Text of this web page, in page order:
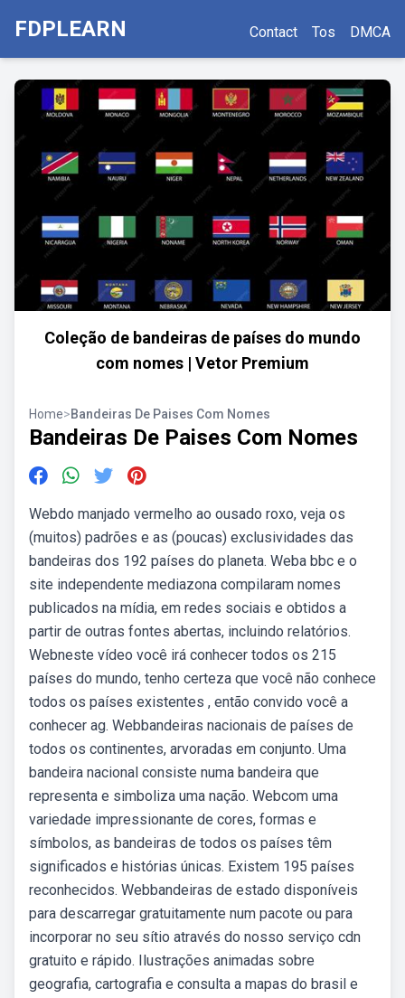
FDPLEARN Contact Tos DMCA
Coleção de bandeiras de países do mundo
com nomes | Vetor Premium
Home>Bandeiras De Paises Com Nomes
Bandeiras De Paises Com Nomes
Webdo manjado vermelho ao ousado roxo, veja os
(muitos) padrões e as (poucas) exclusividades das
bandeiras dos 192 países do planeta. Weba bbc e o
site independente mediazona compilaram nomes
publicados na mídia, em redes sociais e obtidos a
partir de outras fontes abertas, incluindo relatórios.
Webneste vídeo você irá conhecer todos os 215
países do mundo, tenho certeza que você não conhece
todos os países existentes , então convido você a
conhecer ag. Webbandeiras nacionais de países de
todos os continentes, arvoradas em conjunto. Uma
bandeira nacional consiste numa bandeira que
representa e simboliza uma nação. Webcom uma
variedade impressionante de cores, formas e
símbolos, as bandeiras de todos os países têm
significados e histórias únicas. Existem 195 países
reconhecidos. Webbandeiras de estado disponíveis
para descarregar gratuitamente num pacote ou para
incorporar no seu sítio através do nosso serviço cdn
gratuito e rápido. Ilustrações animadas sobre
geografia, cartografia e consulta a mapas do brasil e